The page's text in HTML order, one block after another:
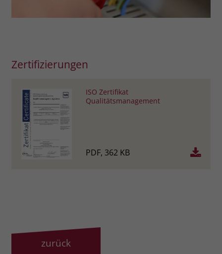
Zertifizierungen
ISO Zertifikat
Qualitätsmanagement
PDF, 362 KB
zurück